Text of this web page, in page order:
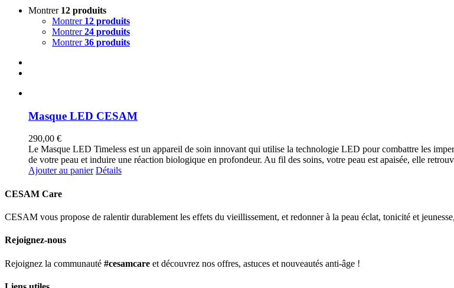
Montrer 12 produits
Montrer 12 produits
Montrer24 produits
Montrer36 produits
Masque LED CESAM
290,00 €
Le Masque LED Timeless est un appareil de soin innovant qui utilise la technologie LED pour combattre les
de votre peau et induire une réaction biologique en profondeur. Au fil des soins, votre peau est apaisée, elle
Ajouter au panier Détails
CESAM Care
CESAM vous propose de ralentir durablement les effets du vieillissement, et redonner à la peau éclat, tonicité et
Rejoignez-nous
Rejoignez la communauté #cesamcare et découvrez nos offres, astuces et nouveautés anti-âge !